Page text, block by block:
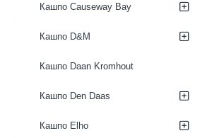
Кашпо Causeway Bay
Кашпо D&M
Кашпо Daan Kromhout
Кашпо Den Daas
Кашпо Elho
Кашпо Mischa Pot Tall